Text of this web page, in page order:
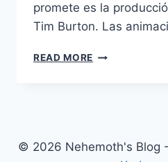
promete es la
Tim Burton. Las
READ MORE COOMING
© 2026 Nehemoth's Blog